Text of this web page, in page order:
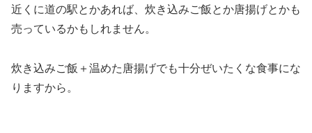
近くに道の駅とかあれば、炊き込みご飯とか唐揚げとかも
売っているかもしれません。
炊き込みご飯＋温めた唐揚げでも十分ぜいたくな食事にな
りますから。